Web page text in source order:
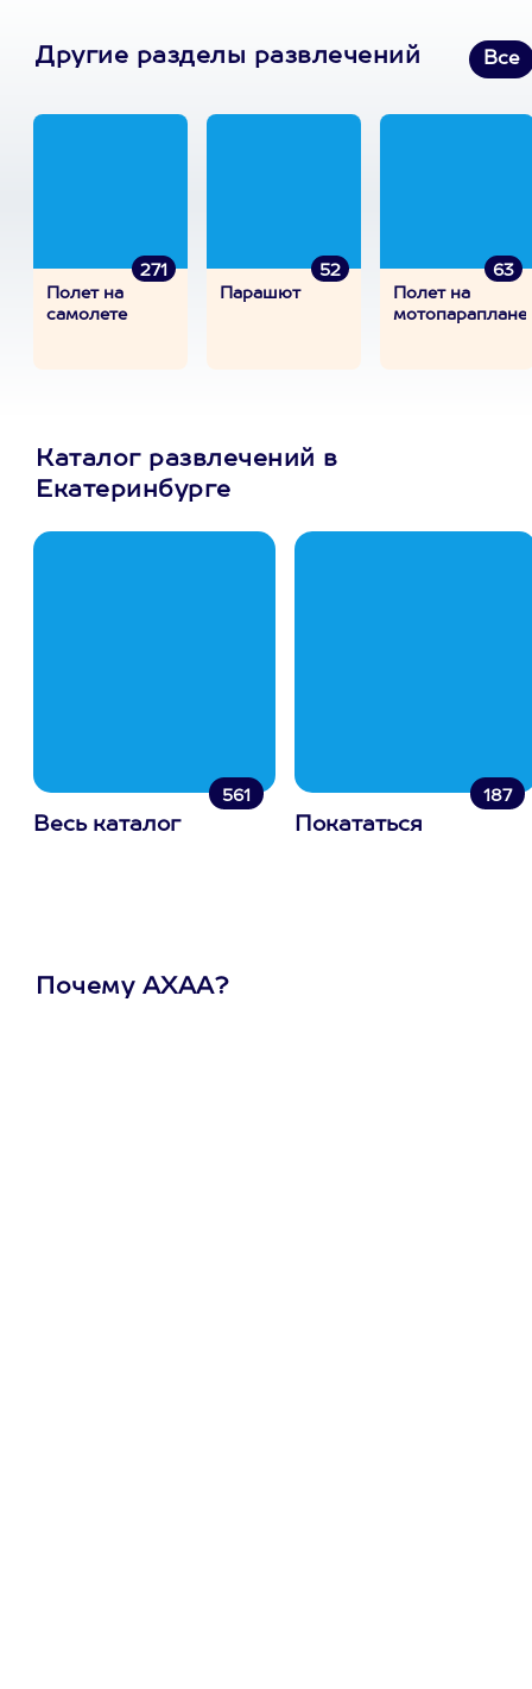
Другие разделы развлечений Все
271
Полет на
самолете
52
Парашют
63
Полет на
мотопараплане
Каталог развлечений в
Екатеринбурге
561
Весь каталог
187
Покататься
Почему АХАА?